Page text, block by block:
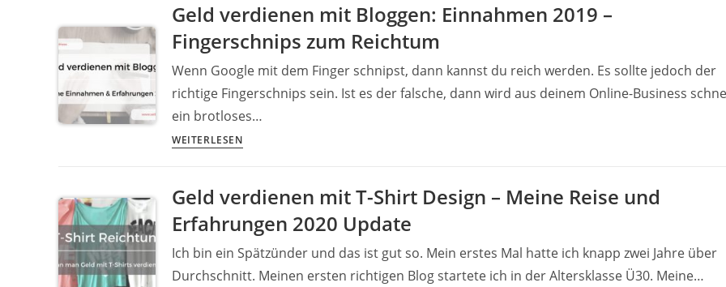
5
Tipps
[+Buch]
so
kannst
passiv
Geld
verdienen
Geld verdienen mit Bloggen: Einnahmen 2019 –
Fingerschnips zum Reichtum
Wenn Google mit dem Finger schnipst, dann kannst du reich werden. Es sollte jedoch der
richtige Fingerschnips sein. Ist es der falsche, dann wird aus deinem Online-Business
ein brotloses…
WEITERLESENGeld
Bloggen:
Einnahmen
2019
–
Fingerschnips
Geld verdienen mit T-Shirt Design – Meine Reise und
Erfahrungen 2020 Update
Ich bin ein Spätzünder und das ist gut so. Mein erstes Mal hatte ich knapp zwei Jahre über
Durchschnitt. Meinen ersten richtigen Blog startete ich in der Altersklasse Ü30. Meine…